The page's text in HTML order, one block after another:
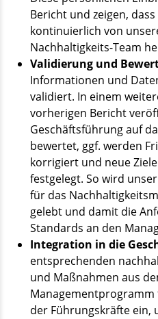
Bericht und zeigen,
kontinuierlich von
Nachhaltigkeits-Team
Validierung und
Informationen und
validiert. In einem
vorherigen Bericht
Geschäftsführung auf
bewertet, ggf. werden
korrigiert und neue
festgelegt. So wird
für das
gelebt und damit die
Standards an den
Integration in die
entsprechenden
und Maßnahmen aus
Managementprogramm
der Führungskräfte ein,